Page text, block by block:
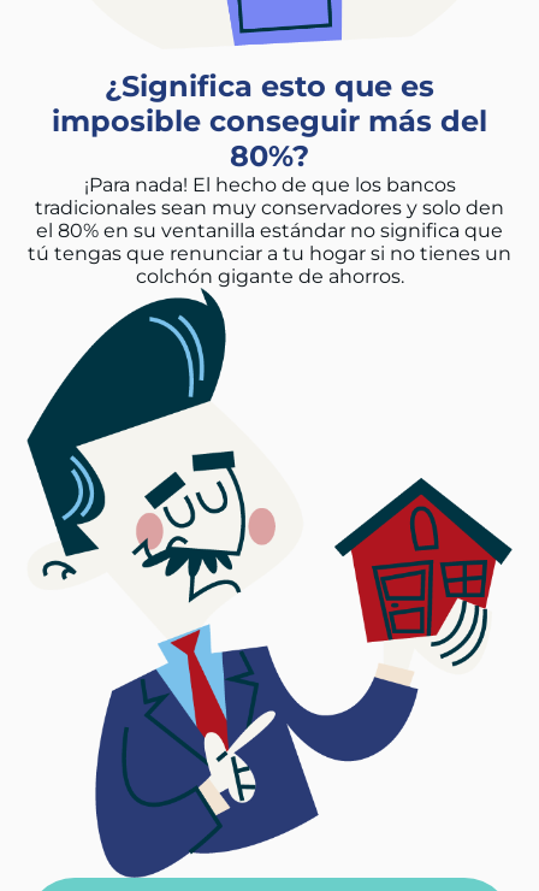
¿Significa esto que es
imposible conseguir más del
80%?
¡Para nada! El hecho de que los bancos
tradicionales sean muy conservadores y solo den
el 80% en su ventanilla estándar no significa que
tú tengas que renunciar a tu hogar si no tienes un
colchón gigante de ahorros.